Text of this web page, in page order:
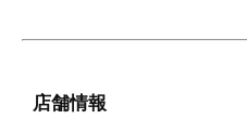
店舗情報